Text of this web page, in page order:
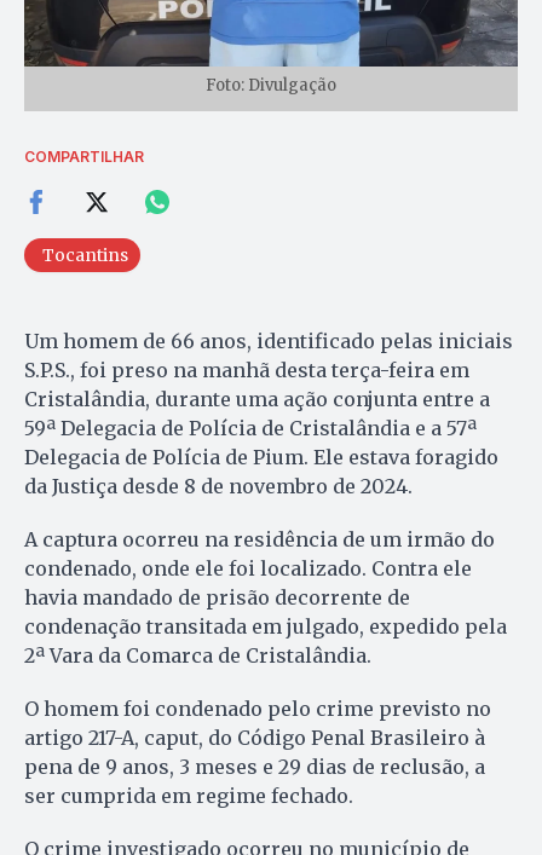
Foto: Divulgação
COMPARTILHAR
Tocantins
Um homem de 66 anos, identificado pelas iniciais
S.P.S., foi preso na manhã desta terça-feira em
Cristalândia, durante uma ação conjunta entre a
59ª Delegacia de Polícia de Cristalândia e a 57ª
Delegacia de Polícia de Pium. Ele estava foragido
da Justiça desde 8 de novembro de 2024.
A captura ocorreu na residência de um irmão do
condenado, onde ele foi localizado. Contra ele
havia mandado de prisão decorrente de
condenação transitada em julgado, expedido pela
2ª Vara da Comarca de Cristalândia.
O homem foi condenado pelo crime previsto no
artigo 217-A, caput, do Código Penal Brasileiro à
pena de 9 anos, 3 meses e 29 dias de reclusão, a
ser cumprida em regime fechado.
O crime investigado ocorreu no município de